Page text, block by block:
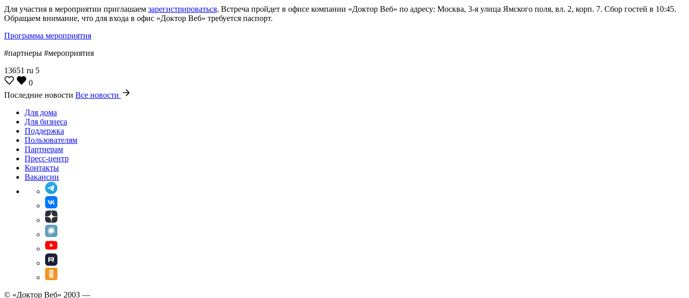
Для участия в мероприятии приглашаем зарегистрироваться. Встреча пройдет в офисе компании «Доктор Веб» по адресу: Москва, 3-я улица Ямского поля, вл. 2, корп. 7. Сбор гостей в 10:45.
Обращаем внимание, что для входа в офис «Доктор Веб» требуется паспорт.
Программа мероприятия
#партнеры #мероприятия
13651 ru 5
0
Последние новости Все новости
Для дома
Для бизнеса
Поддержка
Пользователям
Партнерам
Пресс-центр
Контакты
Вакансии
© «Доктор Веб» 2003 —